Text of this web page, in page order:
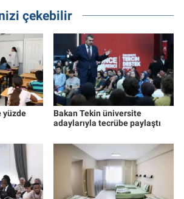
çekebilir
yüzde
Bakan Tekin üniversite
adaylarıyla tecrübe paylaştı